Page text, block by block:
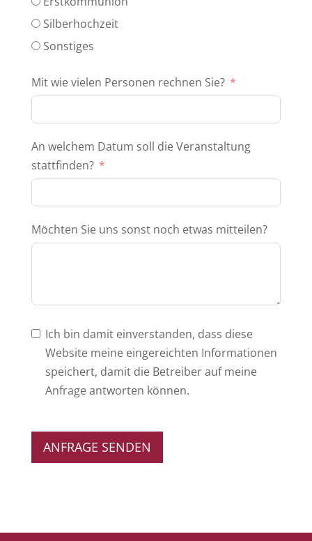
Silberhochzeit
Sonstiges
Mit wie vielen Personen rechnen Sie?
An welchem Datum soll die Veranstaltung
stattfinden?
Möchten Sie uns sonst noch etwas mitteilen?
Ich bin damit einverstanden, dass diese
Website meine eingereichten Informationen
speichert, damit die Betreiber auf meine
Anfrage antworten können.
ANFRAGE SENDEN